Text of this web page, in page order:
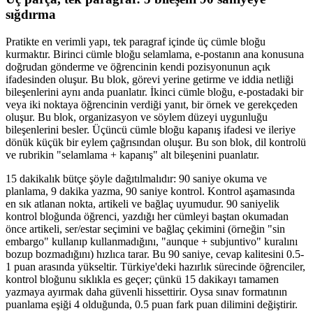
sığdırma
Pratikte en verimli yapı, tek paragraf içinde üç cümle bloğu
kurmaktır. Birinci cümle bloğu selamlama, e-postanın ana konusuna
doğrudan gönderme ve öğrencinin kendi pozisyonunun açık
ifadesinden oluşur. Bu blok, görevi yerine getirme ve iddia netliği
bileşenlerini aynı anda puanlatır. İkinci cümle bloğu, e-postadaki bir
veya iki noktaya öğrencinin verdiği yanıt, bir örnek ve gerekçeden
oluşur. Bu blok, organizasyon ve söylem düzeyi uygunluğu
bileşenlerini besler. Üçüncü cümle bloğu kapanış ifadesi ve ileriye
dönük küçük bir eylem çağrısından oluşur. Bu son blok, dil kontrolü
ve rubrikin "selamlama + kapanış" alt bileşenini puanlatır.
15 dakikalık bütçe şöyle dağıtılmalıdır: 90 saniye okuma ve
planlama, 9 dakika yazma, 90 saniye kontrol. Kontrol aşamasında
en sık atlanan nokta, artikeli ve bağlaç uyumudur. 90 saniyelik
kontrol bloğunda öğrenci, yazdığı her cümleyi baştan okumadan
önce artikeli, ser/estar seçimini ve bağlaç çekimini (örneğin "sin
embargo" kullanıp kullanmadığını, "aunque + subjuntivo" kuralını
bozup bozmadığını) hızlıca tarar. Bu 90 saniye, cevap kalitesini 0.5-
1 puan arasında yükseltir. Türkiye'deki hazırlık sürecinde öğrenciler,
kontrol bloğunu sıklıkla es geçer; çünkü 15 dakikayı tamamen
yazmaya ayırmak daha güvenli hissettirir. Oysa sınav formatının
puanlama eşiği 4 olduğunda, 0.5 puan fark puan dilimini değiştirir.